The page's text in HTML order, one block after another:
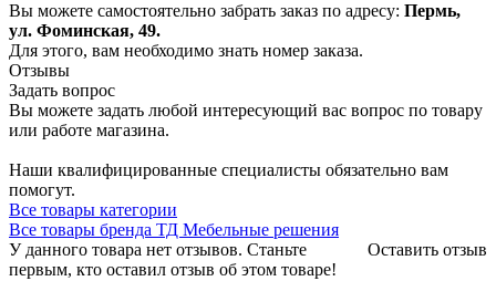
Вы можете самостоятельно забрать заказ по адресу: Пермь,
ул. Фоминская, 49.
Для этого, вам необходимо знать номер заказа.
Отзывы
Задать вопрос
Вы можете задать любой интересующий вас вопрос по товару
или работе магазина.
Наши квалифицированные специалисты обязательно вам
помогут.
Все товары категории
Все товары бренда ТД Мебельные решения
Оставить отзыв
У данного товара нет отзывов. Станьте
первым, кто оставил отзыв об этом товаре!